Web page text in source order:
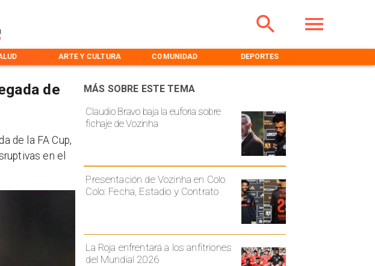
ARTE Y CULTURA COMUNIDAD DEPORTES
Claudio Bravo baja la euforia sobre
fichaje de Vozinha
Presentación de Vozinha en Colo
Colo: Fecha, Estadio y Contrato
La Roja enfrentará a los anfitriones
del Mundial 2026
MÁS SOBRE ESTE TEMA
de
de la FA Cup,
en el